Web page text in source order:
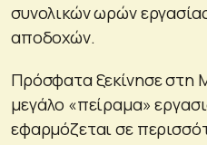
συνολικών ωρών
αποδοχών.
Πρόσφατα ξεκίνησε στη
μεγάλο «πείραμα»
εφαρμόζεται σε